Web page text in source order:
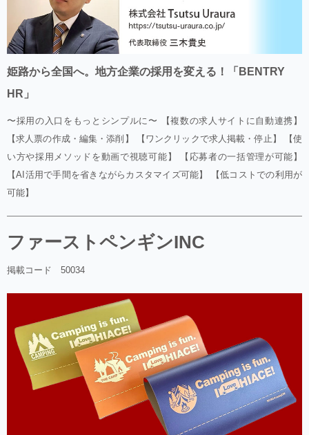
姫路から全国へ。地方企業の採用を変える！「BENTRY
HR」
〜採用の入口をもっとシンプルに〜 【複数の求人サイトに自動連携】
【求人票の作成・編集・添削】 【ワンクリックで求人掲載・停止】 【使
い方や採用メソッドを動画で視聴可能】 【応募者の一括管理が可能】
【AI活用で手間を省きながらカスタマイズ可能】 【低コストでの利用が
可能】
ファーストペンギンINC
掲載コード 50034